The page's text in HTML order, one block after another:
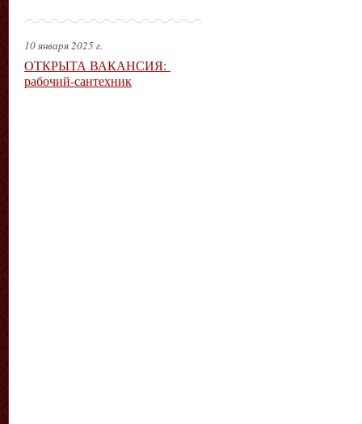
10 января 2025 г.
ОТКРЫТА ВАКАНСИЯ:
рабочий-сантехник